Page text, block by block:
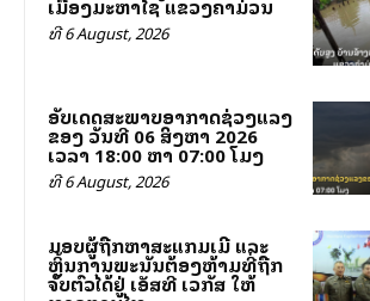
ເມືອງມະຫາໄຊ ແຂວງຄຳມ່ວນ
ທີ 6 August, 2026
ອັບເດດສະພາບອາກາດຊ່ວງແລງ
ຂອງ ວັນທີ 06 ສິງຫາ 2026
ເວລາ 18:00 ຫາ 07:00 ໂມງ
ທີ 6 August, 2026
ມອບຜູ້ຖືກຫາສະແກມເມີ ແລະ
ຫຼິ້ນການພະນັນຕ້ອງຫ້າມທີ່ຖືກ
ຈັບຕົວໄດ້ຢູ່ ເອັສທີ ເວກັສ ໃຫ້